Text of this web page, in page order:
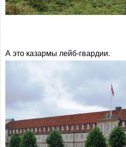
А это казармы лейб-гвардии.